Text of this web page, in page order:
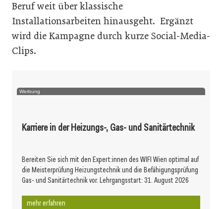
Beruf weit über klassische
Installationsarbeiten hinausgeht. Ergänzt
wird die Kampagne durch kurze Social-Media-
Clips.
Werbung
Karriere in der Heizungs-, Gas- und Sanitärtechnik
Bereiten Sie sich mit den Expert:innen des WIFI Wien optimal auf
die Meisterprüfung Heizungstechnik und die Befähigungsprüfung
Gas- und Sanitärtechnik vor. Lehrgangsstart: 31. August 2026
mehr erfahren